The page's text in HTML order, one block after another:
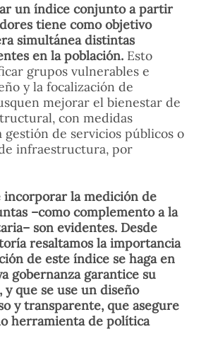
un índice conjunto a partir
tiene como objetivo
simultánea distintas
en la población. Esto
grupos vulnerables e
y la focalización de
mejorar el bienestar de
con medidas
gestión de servicios públicos o
infraestructura, por
incorporar la medición de
–como complemento a la
son evidentes. Desde
resaltamos la importancia
de este índice se haga en
gobernanza garantice su
que se use un diseño
y transparente, que asegure
herramienta de política